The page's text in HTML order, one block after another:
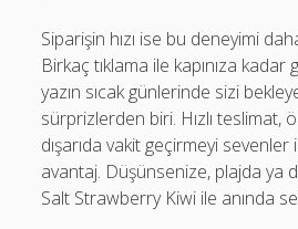
Siparişin hızı ise bu deneyimi
Birkaç tıklama ile kapınıza
yazın sıcak günlerinde sizi
sürprizlerden biri. Hızlı teslimat,
dışarıda vakit geçirmeyi
avantaj. Düşünsenize, plajda ya
Salt Strawberry Kiwi ile anında